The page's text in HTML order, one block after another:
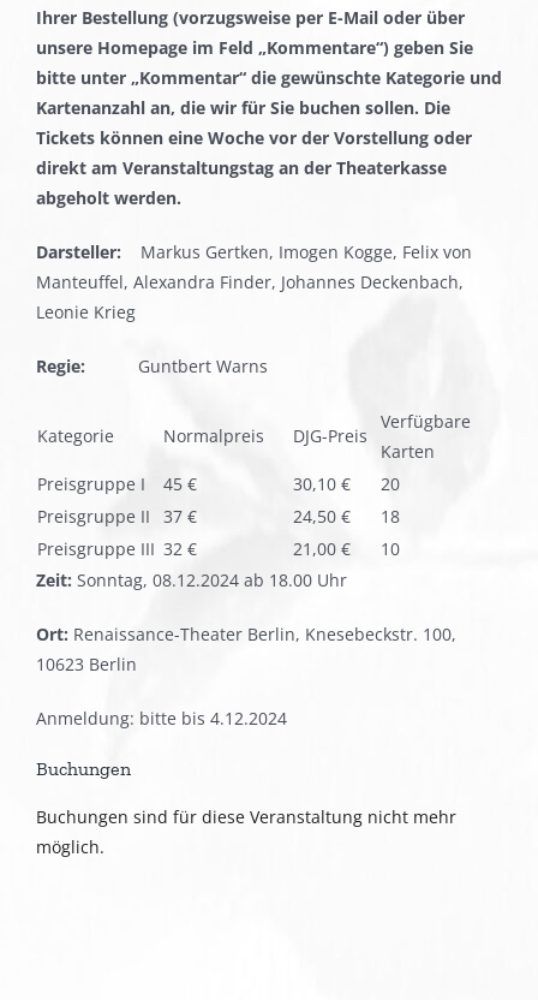
Ihrer Bestellung (vorzugsweise per E-Mail oder über
unsere Homepage im Feld „Kommentare“) geben Sie
bitte unter „Kommentar“ die gewünschte Kategorie und
Kartenanzahl an, die wir für Sie buchen sollen. Die
Tickets können eine Woche vor der Vorstellung oder
direkt am Veranstaltungstag an der Theaterkasse
abgeholt werden.
Darsteller: Markus Gertken, Imogen Kogge, Felix von
Manteuffel, Alexandra Finder, Johannes Deckenbach,
Leonie Krieg
Regie: Guntbert Warns
Kategorie Normalpreis DJG-Preis
Verfügbare
Karten
Preisgruppe I
45 € 30,10 €
20
Preisgruppe II
37 € 24,50 €
18
Preisgruppe III 32 € 21,00 €
10
Zeit: Sonntag, 08.12.2024 ab 18.00 Uhr
Ort: Renaissance-Theater Berlin, Knesebeckstr. 100,
10623 Berlin
Anmeldung: bitte bis 4.12.2024
Buchungen
Buchungen sind für diese Veranstaltung nicht mehr
möglich.